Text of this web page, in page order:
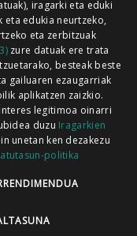
iragarki eta eduki
eta edukia neurtzeko,
eta zerbitzuak
zure datuak ere trata
besteak beste
gailuaren ezaugarriak
aplikatzen zaizkio.
legitimoa oinarri
duzu Iragarkien
unetan ken dezakezu
politika